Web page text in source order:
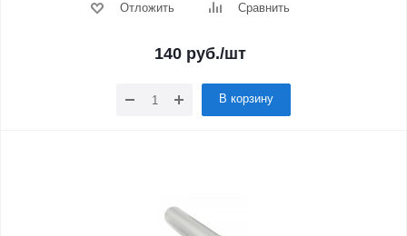
Отложить Сравнить
140 руб./шт
В корзину